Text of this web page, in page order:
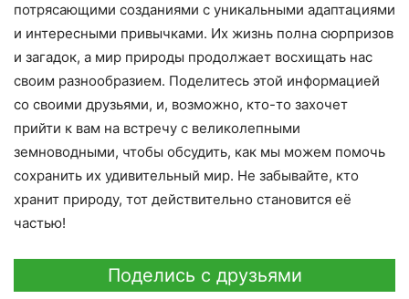
потрясающими созданиями с уникальными адаптациями
и интересными привычками. Их жизнь полна сюрпризов
и загадок, а мир природы продолжает восхищать нас
своим разнообразием. Поделитесь этой информацией
со своими друзьями, и, возможно, кто-то захочет
прийти к вам на встречу с великолепными
земноводными, чтобы обсудить, как мы можем помочь
сохранить их удивительный мир. Не забывайте, кто
хранит природу, тот действительно становится её
частью!
Поделись с друзьями